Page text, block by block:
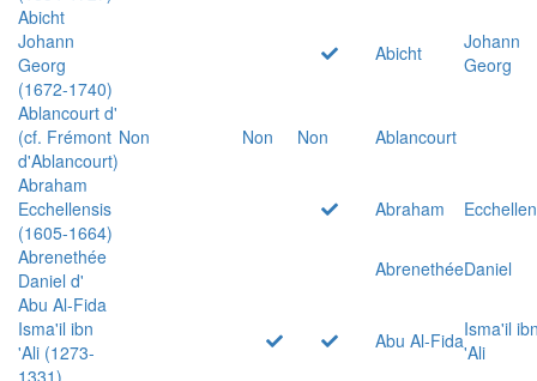
Abicht
Johann
Georg
(1672-1740)
Abicht
Johann
Georg
Ablancourt d'
(cf. Frémont
d'Ablancourt)
Non Non Non
Ablancourt
Abraham
Ecchellensis
(1605-1664)
Abraham
Abrenethée
Daniel d'
AbrenethéeDaniel
Abu Al-Fida
Isma'il ibn
'Ali (1273-
1331)
Abu Al-FidaIsma'il
'Ali